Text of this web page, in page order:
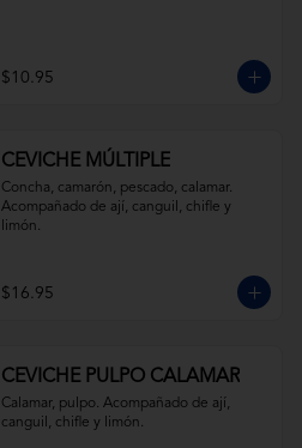
$10.95
CEVICHE MÚLTIPLE
Concha, camarón, pescado, calamar.
Acompañado de ají, canguil, chifle y
limón.
$16.95
CEVICHE PULPO CALAMAR
Calamar, pulpo. Acompañado de ají,
canguil, chifle y limón.